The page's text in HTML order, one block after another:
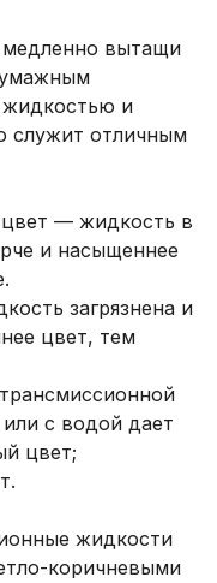
медленно вытащи
жидкостью и
служит отличным
— жидкость в
и насыщеннее
загрязнена и
цвет, тем
с водой дает
цвет;
жидкости
коричневыми